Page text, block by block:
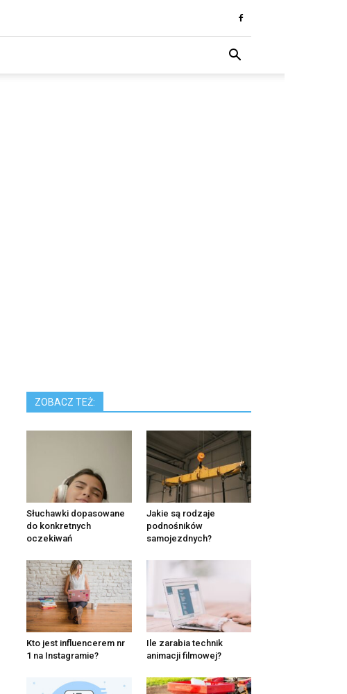
ZOBACZ TEŻ:
Słuchawki dopasowane
do konkretnych
oczekiwań
Jakie są rodzaje
podnośników
samojezdnych?
Kto jest influencerem nr
1 na Instagramie?
Ile zarabia technik
animacji filmowej?